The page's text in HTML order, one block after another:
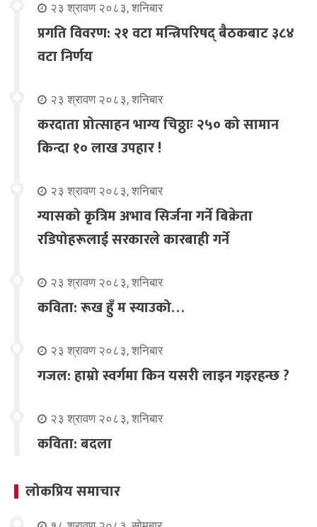
२३ श्रावण २०८३, शनिबार
प्रगति विवरण: २१ वटा मन्त्रिपरिषद् बैठकबाट ३८४
वटा निर्णय
२३ श्रावण २०८३, शनिबार
करदाता प्रोत्साहन भाग्य चिठ्ठाः २५० को सामान
किन्दा १० लाख उपहार !
२३ श्रावण २०८३, शनिबार
ग्यासको कृत्रिम अभाव सिर्जना गर्ने बिक्रेता
रडिपोहरूलाई सरकारले कारबाही गर्ने
२३ श्रावण २०८३, शनिबार
कविता: रूख हुँ म स्याउको…
२३ श्रावण २०८३, शनिबार
गजल: हाम्रो स्वर्गमा किन यसरी लाइन गइरहन्छ ?
२३ श्रावण २०८३, शनिबार
कविता: बदला
लोकप्रिय समाचार